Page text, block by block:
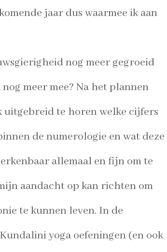
jaar dus waarmee ik aan
nog meer gegroeid
meer mee? Na het plannen
uitgebreidte horen welke cijfers
de numerologie en wat deze
allemaal en fijn om te
aandacht op kan richten om
te kunnen leven. In de
yoga oefeningen (en ook